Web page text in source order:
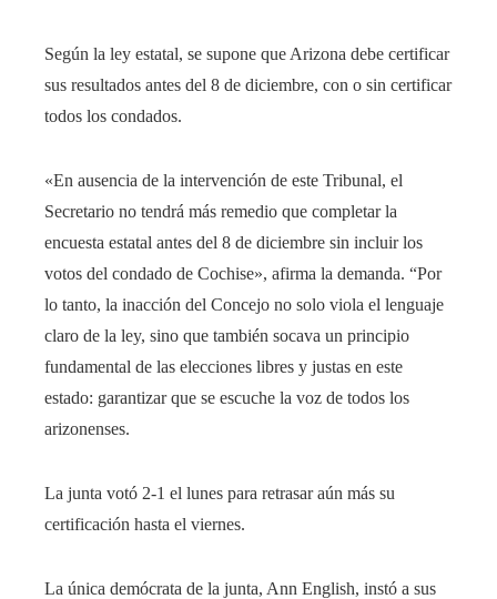
Según la ley estatal, se supone que Arizona debe certificar
sus resultados antes del 8 de diciembre, con o sin certificar
todos los condados.
«En ausencia de la intervención de este Tribunal, el
Secretario no tendrá más remedio que completar la
encuesta estatal antes del 8 de diciembre sin incluir los
votos del condado de Cochise», afirma la demanda. “Por
lo tanto, la inacción del Concejo no solo viola el lenguaje
claro de la ley, sino que también socava un principio
fundamental de las elecciones libres y justas en este
estado: garantizar que se escuche la voz de todos los
arizonenses.
La junta votó 2-1 el lunes para retrasar aún más su
certificación hasta el viernes.
La única demócrata de la junta, Ann English, instó a sus